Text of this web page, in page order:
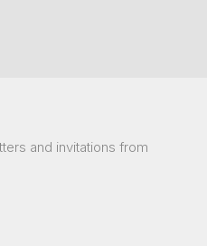
and invitations from